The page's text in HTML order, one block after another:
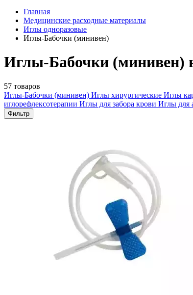
Главная
Медицинские расходные материалы
Иглы одноразовые
Иглы-Бабочки (минивен)
Иглы-Бабочки (минивен)
57 товаров
Иглы-Бабочки (минивен) Иглы хирургические Иглы
иглорефлексотерапии Иглы для забора крови Иглы для
Фильтр